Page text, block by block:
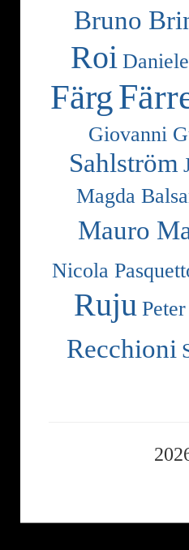
Bruno
Roi
Färg
Giovanni
Sahlström
Magda
Mauro
Nicola
Ruju
Recchioni